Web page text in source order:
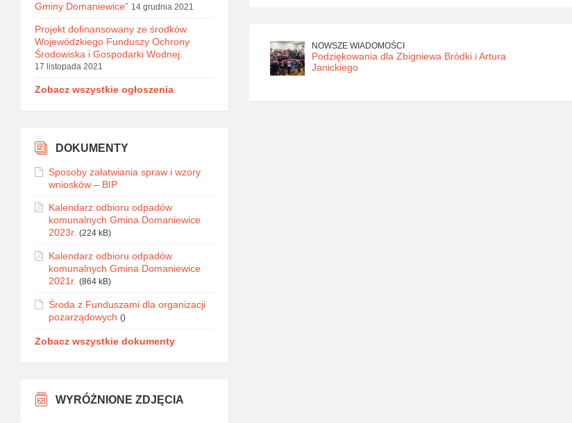
NOWSZE WIADOMOŚCI
Podziękowania dla Zbigniewa Bródki i Artura
Janickiego
Gminy Domaniewice” 14 grudnia 2021
Projekt dofinansowany ze środków
Wojewódzkiego Funduszy Ochrony
Środowiska i Gospodarki Wodnej.
17 listopada 2021
Zobacz wszystkie ogłoszenia
DOKUMENTY
Sposoby załatwiania spraw i wzory
wniosków – BIP
Kalendarz odbioru odpadów
komunalnych Gmina Domaniewice
2023r. (224 kB)
Kalendarz odbioru odpadów
komunalnych Gmina Domaniewice
2021r. (864 kB)
Środa z Funduszami dla organizacji
pozarządowych ()
Zobacz wszystkie dokumenty
WYRÓŻNIONE ZDJĘCIA